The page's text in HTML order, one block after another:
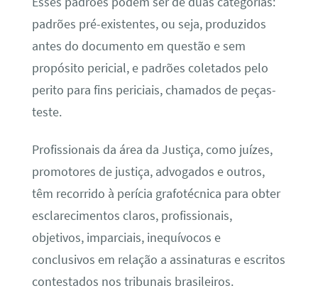
padrões pré-existentes, ou seja, produzidos
antes do documento em questão e sem
propósito pericial, e padrões coletados pelo
perito para fins periciais, chamados de peças-
teste.
Profissionais da área da Justiça, como juízes,
promotores de justiça, advogados e outros,
têm recorrido à perícia grafotécnica para obter
esclarecimentos claros, profissionais,
objetivos, imparciais, inequívocos e
conclusivos em relação a assinaturas e escritos
contestados nos tribunais brasileiros.